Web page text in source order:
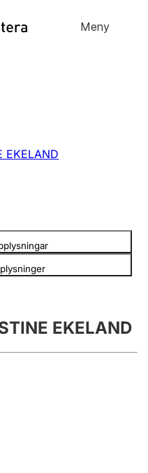
Meny
EKELAND
EKELAND